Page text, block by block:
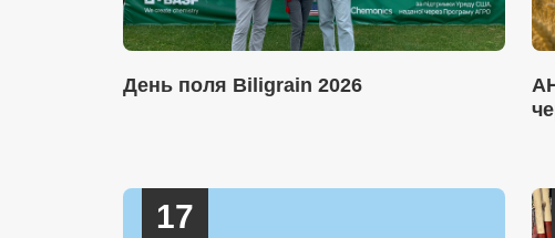
День поля Biligrain 2026
17